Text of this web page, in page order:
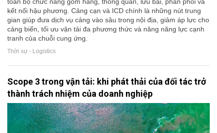
kết nối hậu phương. Cảng cạn và ICD chính là những nút trung
gian giúp đưa dịch vụ cảng vào sâu trong nội địa, giảm áp lực cho
cảng biển, tối ưu vận tải đa phương thức và nâng năng lực cạnh
tranh của chuỗi cung ứng.
Thời sự - Logistics
Scope 3 trong vận tải: khi phát thải của đối tác trở
thành trách nhiệm của doanh nghiệp